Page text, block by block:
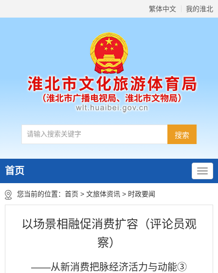
繁体中文 我的淮北
首页
您当前的位置： 首页 > 文旅体资讯 > 时政要闻
以场景相融促消费扩容（评论员观
察）
——从新消费把脉经济活力与动能③